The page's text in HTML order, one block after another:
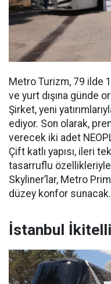
Metro Turizm, 79 ilde
ve yurt dışına günde
Şirket, yeni
ediyor. Son olarak,
verecek iki adet
Çift katlı yapısı, ileri
tasarruflu özellikleriyle
Skyliner’lar, Metro
düzey konfor sunacak.
İstanbul